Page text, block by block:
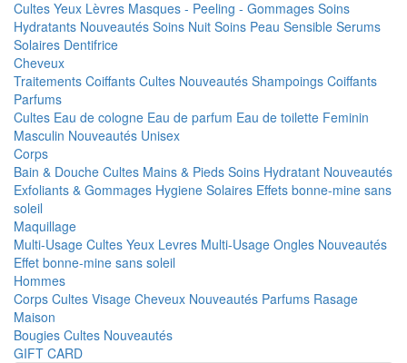
Cultes Yeux Lèvres Masques - Peeling - Gommages Soins
Hydratants Nouveautés Soins Nuit Soins Peau Sensible Serums
Solaires Dentifrice
Cheveux
Traitements Coiffants Cultes Nouveautés Shampoings Coiffants
Parfums
Cultes Eau de cologne Eau de parfum Eau de toilette Feminin
Masculin Nouveautés Unisex
Corps
Bain & Douche Cultes Mains & Pieds Soins Hydratant Nouveautés
Exfoliants & Gommages Hygiene Solaires Effets bonne-mine sans
soleil
Maquillage
Multi-Usage Cultes Yeux Levres Multi-Usage Ongles Nouveautés
Effet bonne-mine sans soleil
Hommes
Corps Cultes Visage Cheveux Nouveautés Parfums Rasage
Maison
Bougies Cultes Nouveautés
GIFT CARD